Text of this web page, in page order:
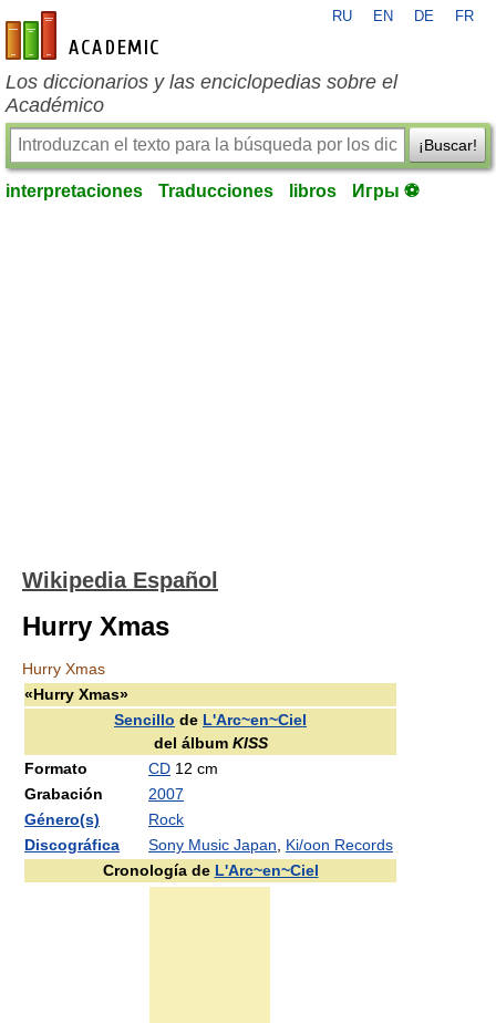
es-academic.com
RU EN DE FR
Los diccionarios y las enciclopedias sobre el
Académico
¡Buscar!
interpretaciones Traducciones libros Игры ⚽
Wikipedia Español
Hurry Xmas
Hurry Xmas
«Hurry Xmas»
Sencillo de L'Arc~en~Ciel
del álbum KISS
Formato
CD 12 cm
Grabación
2007
Género(s)
Rock
Discográfica
Sony Music Japan
Ki/oon Records
Cronología de L'Arc~en~Ciel